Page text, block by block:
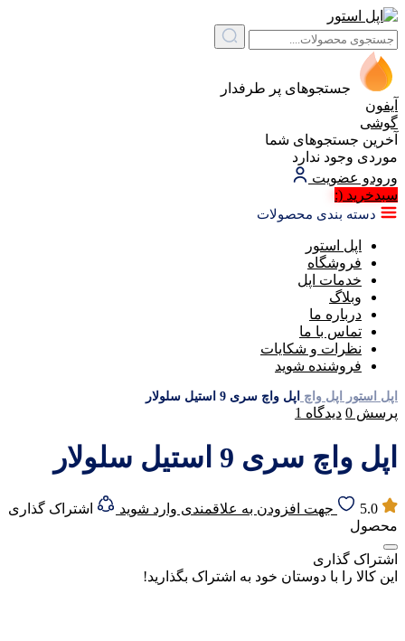
جستجوهای پر طرفدار
آیفون
گوشی
آخرین جستجوهای شما
موردی وجود ندارد
ورودو عضویت
سبد‌خرید (:
دسته بندی محصولات
اپل استور
فروشگاه
خدمات اپل
وبلاگ
درباره ما
تماس با ما
نظرات و شکایات
فروشنده شوید
اپل استور اپل واچ اپل واچ سری 9 استیل سلولار
پرسش 0 دیدگاه 1
اپل واچ سری 9 استیل سلولار
5.0 جهت افزودن به علاقمندی وارد شوید
اشتراک گذاری
محصول
اشتراک گذاری
این کالا را با دوستان خود به اشتراک بگذارید!